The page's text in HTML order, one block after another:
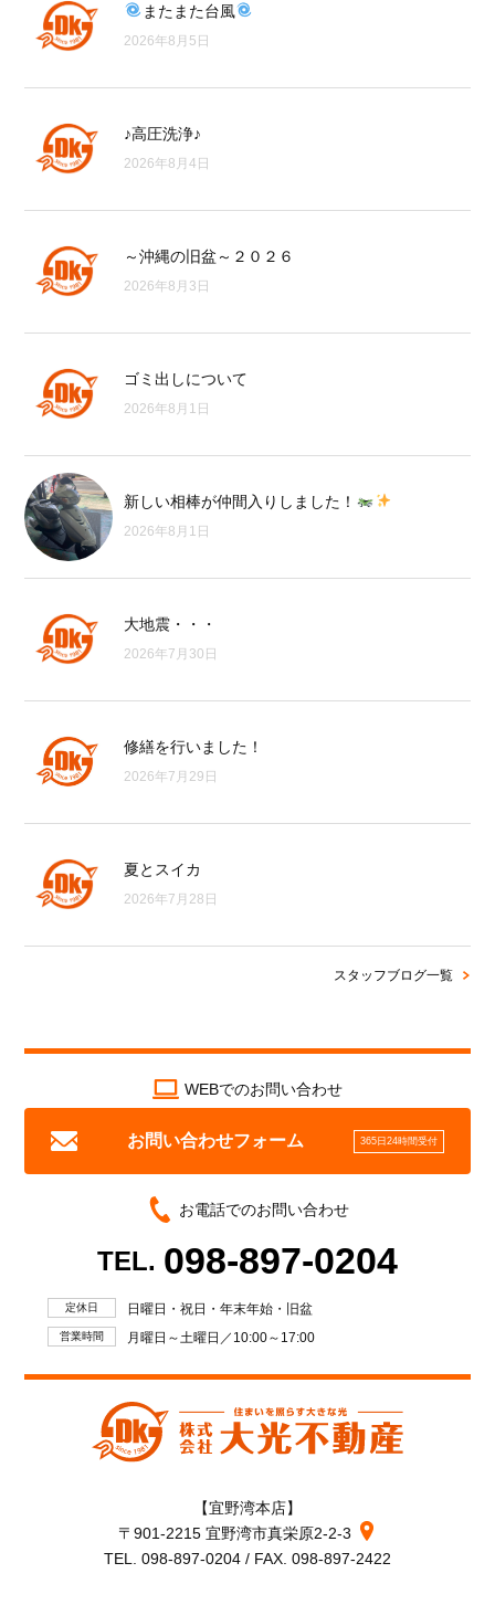
またまた台風
2026年8月5日
♪高圧洗浄♪
2026年8月4日
～沖縄の旧盆～２０２６
2026年8月3日
ゴミ出しについて
2026年8月1日
新しい相棒が仲間入りしました！
2026年8月1日
大地震・・・
2026年7月30日
修繕を行いました！
2026年7月29日
夏とスイカ
2026年7月28日
スタッフブログ一覧
WEBでのお問い合わせ
お問い合わせフォーム 365日24時間受付
お電話でのお問い合わせ
TEL. 098-897-0204
定休日 日曜日・祝日・年末年始・旧盆
営業時間 月曜日～土曜日／10:00～17:00
【宜野湾本店】
〒901-2215 宜野湾市真栄原2-2-3
TEL. 098-897-0204 / FAX. 098-897-2422